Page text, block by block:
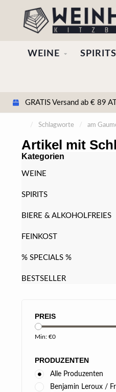
WEINE SPIRITS
GRATIS Versand ab € 89
/ Schlagworte / am
Artikel mit
PREIS
Min: €0
PRODUZENTEN
Alle Produzenten
Benjamin Leroux /
Kategorien
WEINE
SPIRITS
BIERE & ALKOHOLFREIES
FEINKOST
% SPECIALS %
BESTSELLER